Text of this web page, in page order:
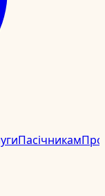
ПасічникамПро